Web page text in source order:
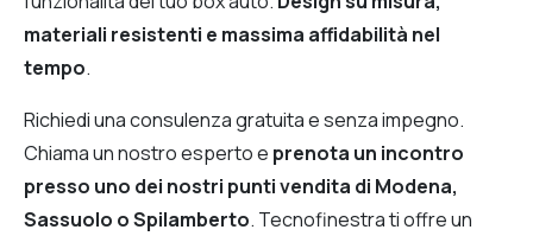
materiali resistenti e massima affidabilità nel
tempo.
Richiedi una consulenza gratuita e senza impegno.
Chiama un nostro esperto e prenota un incontro
presso uno dei nostri punti vendita di Modena,
Sassuolo o Spilamberto. Tecnofinestra ti offre un